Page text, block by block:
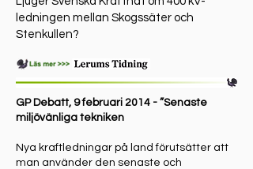
ledningen mellan Skogssäter och
Stenkullen?
GP Debatt, 9 februari 2014 - ”Senaste
miljövänliga tekniken
Nya kraftledningar på land förutsätter att
man använder den senaste och